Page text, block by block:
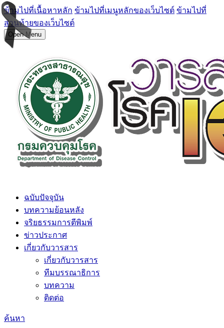
ข้ามไปที่เนื้อหาหลัก ข้ามไปที่เมนูหลักของเว็บไซต์ ข้ามไปที่
ส่วนท้ายของเว็บไซต์
Open Menu
ฉบับปัจจุบัน
บทความย้อนหลัง
จริยธรรมการตีพิมพ์
ข่าวประกาศ
เกี่ยวกับวารสาร
เกี่ยวกับวารสาร
ทีมบรรณาธิการ
บทความ
ติดต่อ
ค้นหา